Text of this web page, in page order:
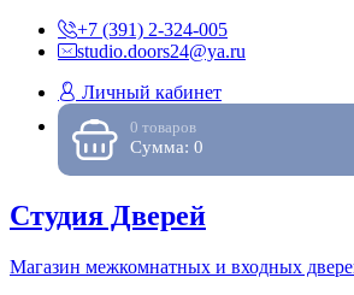
+7 (391) 2-324-005
studio.doors24@ya.ru
Личный кабинет
0 товаров
Сумма: 0
Студия Дверей
Магазин межкомнатных и входных